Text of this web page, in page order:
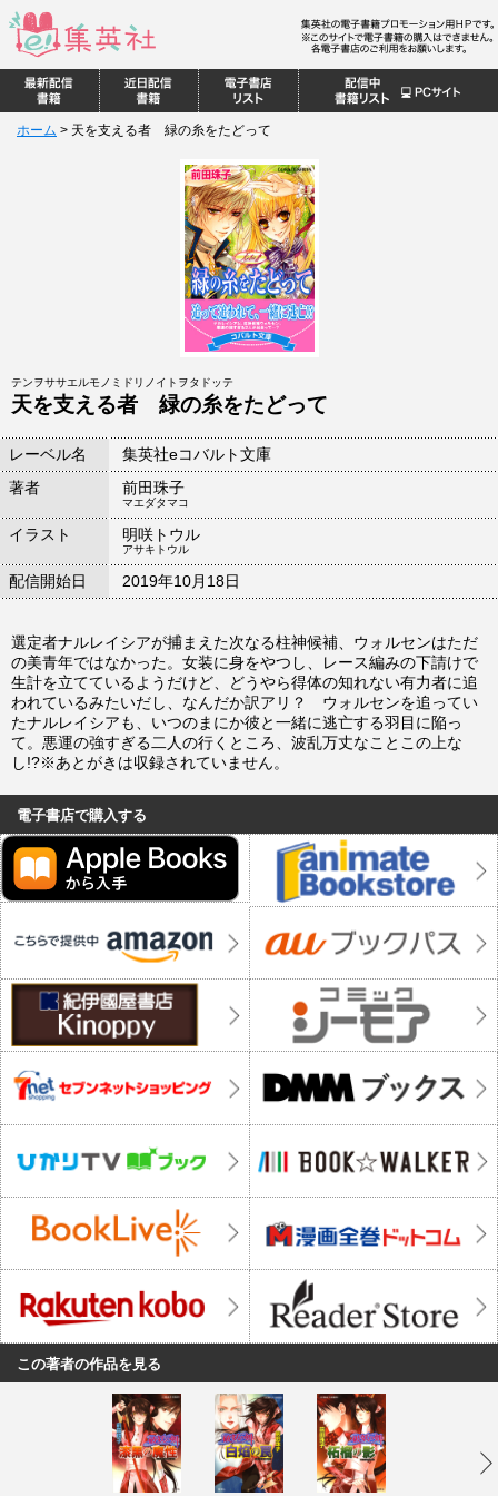
ホーム > 天を支える者 緑の糸をたどって
テンヲササエルモノミドリノイトヲタドッテ
天を支える者 緑の糸をたどって
レーベル名
集英社eコバルト文庫
著者
前田珠子
マエダタマコ
イラスト 明咲トウル
アサキトウル
配信開始日 2019年10月18日
選定者ナルレイシアが捕まえた次なる柱神候補、ウォルセンはただ
の美青年ではなかった。女装に身をやつし、レース編みの下請けで
生計を立てているようだけど、どうやら得体の知れない有力者に追
われているみたいだし、なんだか訳アリ？ ウォルセンを追ってい
たナルレイシアも、いつのまにか彼と一緒に逃亡する羽目に陥っ
て。悪運の強すぎる二人の行くところ、波乱万丈なことこの上な
し!?※あとがきは収録されていません。
電子書店で購入する
この著者の作品を見る